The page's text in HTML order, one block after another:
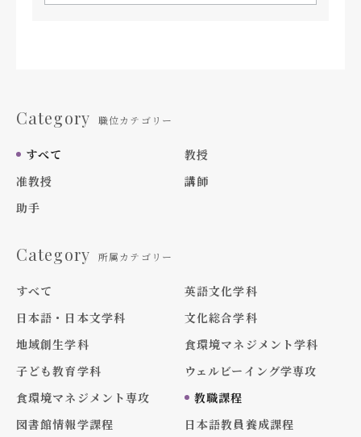
Category 職位カテゴリー
すべて
教授
准教授
講師
助手
Category 所属カテゴリー
すべて
英語文化学科
日本語・日本文学科
文化総合学科
地域創生学科
食環境マネジメント学科
子ども教育学科
ウェルビーイング学専攻
食環境マネジメント専攻
教職課程
図書館情報学課程
日本語教員養成課程